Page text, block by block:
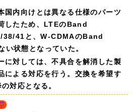
国内向けとは異なる仕様のパーツ
したため、LTEのBand
41と、W-CDMAのBand
状態となっていた。
に対しては、不具合を解消した製
による対応を行う。交換を希望す
対応となる。